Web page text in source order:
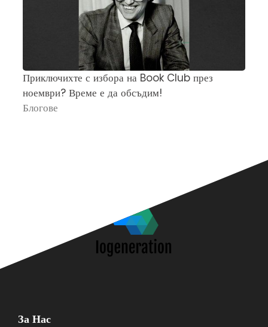
Приключихте с избора на Book Club през
ноември? Време е да обсъдим!
Блогове
За Нас